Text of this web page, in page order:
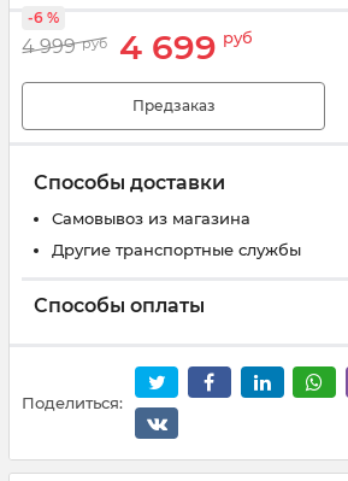
4 999 руб 4 699 руб
-6 %
Предзаказ
Способы доставки
Самовывоз из магазина
Другие транспортные службы
Способы оплаты
Поделиться: